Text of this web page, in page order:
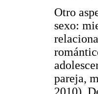
Otro
sexo:
pareja,
2010).